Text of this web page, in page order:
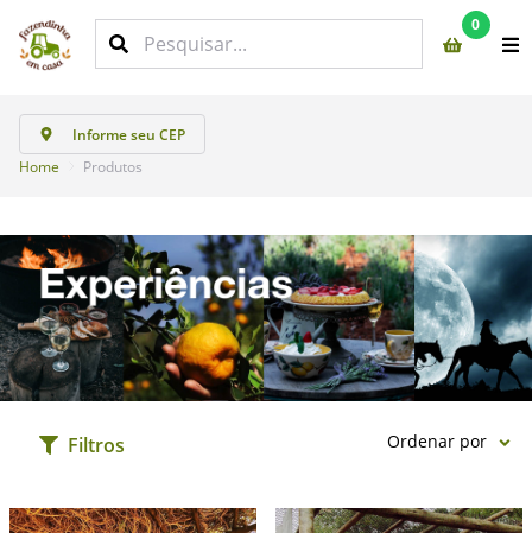
0
Informe seu CEP
Home
Produtos
Filtros Ordenar por